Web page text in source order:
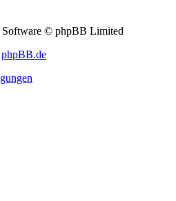
© phpBB Limited
phpBB.de